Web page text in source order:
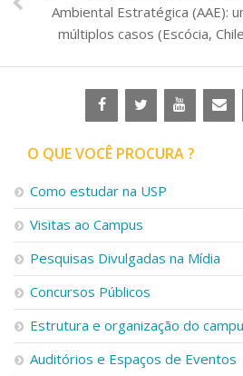
Ambiental Estratégica (AAE):
múltiplos casos (Escócia,
O QUE VOCÊ PROCURA ?
Como estudar na USP
Visitas ao Campus
Pesquisas Divulgadas na Mídia
Concursos Públicos
Estrutura e organização do
Auditórios e Espaços de Eventos